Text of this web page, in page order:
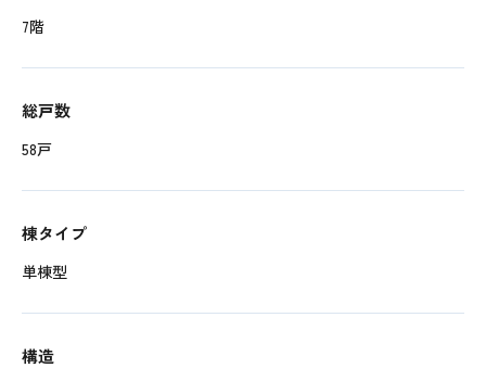
7階
総戸数
58戸
棟タイプ
単棟型
構造